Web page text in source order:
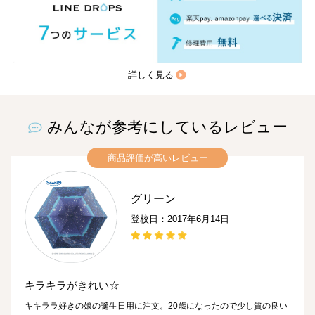
詳しく見る
みんなが参考にしているレビュー
商品評価が高いレビュー
グリーン
登校日：2017年6月14日
キラキラがきれい☆
キキララ好きの娘の誕生日用に注文。20歳になったので少し質の良い